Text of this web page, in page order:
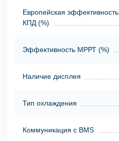
Европейская эффективность
КПД (%)
Эффективность МРРТ (%)
Наличие дисплея
Тип охлаждения
Коммуникация с BMS